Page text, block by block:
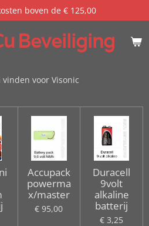
Beveiliging
boven de € 125,00
voor Visonic
Accupack
powerma
x/master
€ 95,00
Duracell
9volt
alkaline
batterij
€ 3,25